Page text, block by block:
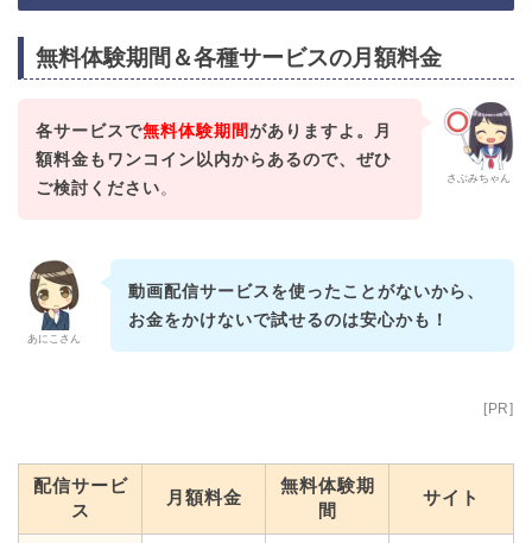
無料体験期間＆各種サービスの月額料金
さぶみちゃん
各サービスで無料体験期間がありますよ。月
額料金もワンコイン以内からあるので、ぜひ
ご検討ください。
あにこさん
動画配信サービスを使ったことがないから、
お金をかけないで試せるのは安心かも！
[PR]
配信サービ
ス
月額料金
無料体験期
間
サイト